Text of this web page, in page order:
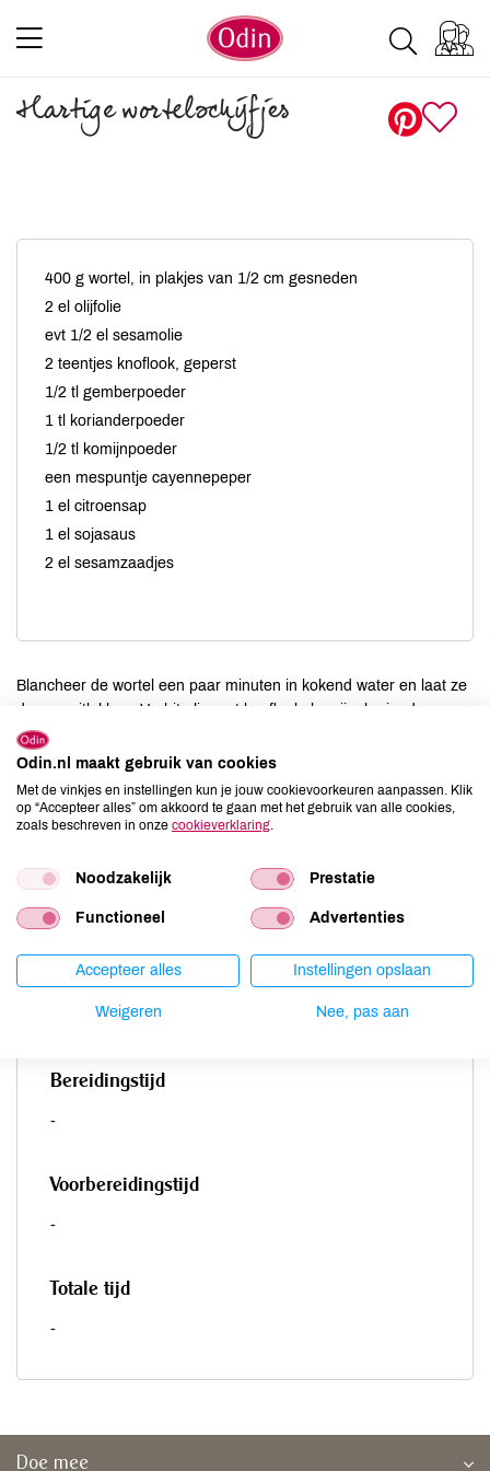
Hartige wortelschijfjes
400 g wortel, in plakjes van 1/2 cm gesneden
2 el olijfolie
evt 1/2 el sesamolie
2 teentjes knoflook, geperst
1/2 tl gemberpoeder
1 tl korianderpoeder
1/2 tl komijnpoeder
een mespuntje cayennepeper
1 el citroensap
1 el sojasaus
2 el sesamzaadjes
Blancheer de wortel een paar minuten in kokend water en laat ze
daarna uitlekken. Verhit olie met knoflook, komijn, koriander en
cayennepeper en roerbak de schijfjes een aantal minuten. Voeg
een scheutje sesamolie, sesamzaadjes, sojasaus en citroensap
toe en laat het nog heel even op een klein pitje staan. Serveer dit
pittige gerecht met rijst, gierst of bulgur en geef er bijvoorbeeld
een verkoelend sausje bij van yoghurt of zure room met
met komkommer-yoghurtsalade.
Porties
Bereidingstijd
-
Voorbereidingstijd
-
Totale tijd
-
Doe mee
Odin.nl maakt gebruik van cookies
Met de vinkjes en instellingen kun je jouw cookievoorkeuren aanpassen. Klik
op “Accepteer alles” om akkoord te gaan met het gebruik van alle cookies,
zoals beschreven in onze cookieverklaring
Noodzakelijk Prestatie
Functioneel Advertenties
Accepteer alles Instellingen opslaan
Weigeren Nee, pas aan